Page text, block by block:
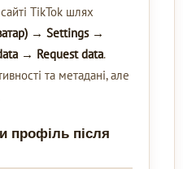
TikTok шлях
→ Settings →
→ Request data.
та метадані, але
профіль після